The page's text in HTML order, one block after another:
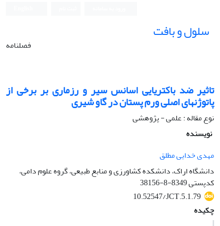
سلول و بافت
فصلنامه
تاثیر ضد باکتریایی اسانس سیر و رزماری بر برخی از
پاتوژن‏های اصلی ورم پستان در گاو شیری
نوع مقاله : علمی - پژوهشی
نویسنده
مهدی خدایی مطلق
دانشگاه اراک، دانشکده کشاورزی و منابع طبیعی، گروه علوم دامی،
کدپستی 8349-8-38156
10.52547/JCT.5.1.79
چکیده